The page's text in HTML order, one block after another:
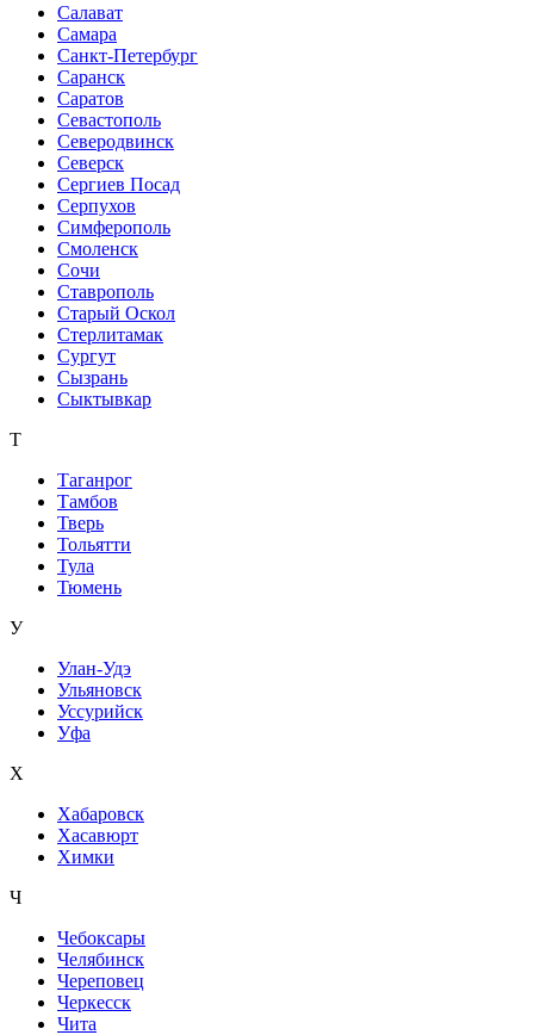
Салават
Самара
Санкт-Петербург
Саранск
Саратов
Севастополь
Северодвинск
Северск
Сергиев Посад
Серпухов
Симферополь
Смоленск
Сочи
Ставрополь
Старый Оскол
Стерлитамак
Сургут
Сызрань
Сыктывкар
Т
Таганрог
Тамбов
Тверь
Тольятти
Тула
Тюмень
У
Улан-Удэ
Ульяновск
Уссурийск
Уфа
Х
Хабаровск
Хасавюрт
Химки
Ч
Чебоксары
Челябинск
Череповец
Черкесск
Чита